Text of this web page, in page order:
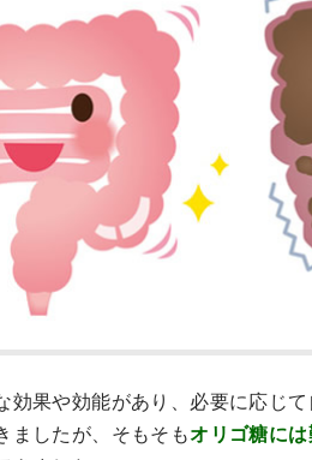
効果や効能があり、必要に応じ
ましたが、そもそもオリゴ糖に